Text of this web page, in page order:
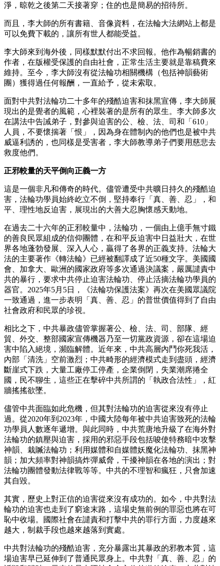
淨，晾乾之後第二天接著穿；住的也是簡易的招待所。
而且，李大師的所有書籍、音像資料，在法輪大法網站上都是
可以免費下載的，讓所有世人都能受益。
李大師來到海外後，同樣默默付出不求回報。他作為暢銷書的
作者，在版權受保護的自由社會，正常生活主要就是靠稿費來
維持。至今，李大師沒有從法輪功相關機構（包括神韻藝術
團）獲得過任何報酬，一直給予，從未索取。
面對中共對法輪功二十多年的殘酷迫害和抹黑宣傳，李大師展
現出的是覺者的風範，心裡裝著的是所有的眾生。李大師多次
在講法中告誡弟子，對參與迫害的公、檢、法、司和「610」
人員，不要懷揣著「恨」，因為身在體制內的他們也是被中共
威逼利誘的，也同樣是受害者，李大師教導弟子們要用慈悲去
救度他們。
正邪較量的天平倒向正義一方
這是一個非凡和傳奇的時代。儘管遭受中共曠日持久的殘酷迫
害，法輪功學員始終屹立不倒，堅持奉行「真、善、忍」，和
平、理性地反迫害，展現出的大善大忍胸懷感天動地。
在過去二十六年的正邪較量中，法輪功，一個由上億手無寸鐵
的善良民眾組成的信仰團體，在和平反迫害中日益壯大，在世
界各地蓬勃發展、深入人心，贏得了各界的正義支持。法輪大
法的主要著作《轉法輪》已經被翻譯成了近50種文字。美國國
會、加拿大、歐洲的國家政府等多次通過決議案，嚴厲譴責中
共的暴行，要求中共停止迫害法輪功、停止活摘法輪功學員的
器官。2025年5月5日，《法輪功保護法案》再次在美國眾議院
一致通過，進一步表明「真、善、忍」的普世價值得到了自由
社會政府和民眾的珍視。
相比之下，中共暴政儘管掌握著公、檢、法、司、部隊、經
貿、外交、整部國家宣傳機器乃至一切黨政資源，卻在這場迫
害中陷入絕境，瀕臨解體。近年來，中共高層內鬥你死我活，
內部「清洗」空前激烈；中共畸形的經濟模式走到盡頭，經濟
斷崖式下跌，大量工廠停工停產，企業倒閉，失業潮席捲全
國，民不聊生，這些正在擊碎中共所謂的「執政合法性」，紅
牆搖搖欲墜。
儘管中共面臨如此危機，但其對法輪功的迫害從來沒有停止
過。從2020年到2023年，中國大陸每年被中共迫害致死的法輪
功學員人數逐年遞增。與此同時，中共荒唐地升級了在海外對
法輪功的鎮壓與迫害，採用的邪惡手段包括唆使特務暗中攻擊
神韻、栽贓法輪功；利用媒體和自媒體妖魔化法輪功、抹黑神
韻；加大頻率對神韻搞炸彈威脅，干擾神韻在各地的演出；對
法輪功團體發動法律戰等等。中共的不理智和瘋狂，只會加速
其自毀。
其實，歷史上對正信的迫害從來沒有成功的。如今，中共對法
輪功的迫害也走到了窮途末路，這場史無前例的罪惡也將在可
恥中收場。國際社會在譴責和打擊中共的罪行方面，力度越來
越大，制裁手段也越來越落到實處。
中共對法輪功的殘酷迫害，充分暴露出其暴政的邪教本質，這
場迫害早已延伸到了普通民眾身上。中共對「真、善、忍」的